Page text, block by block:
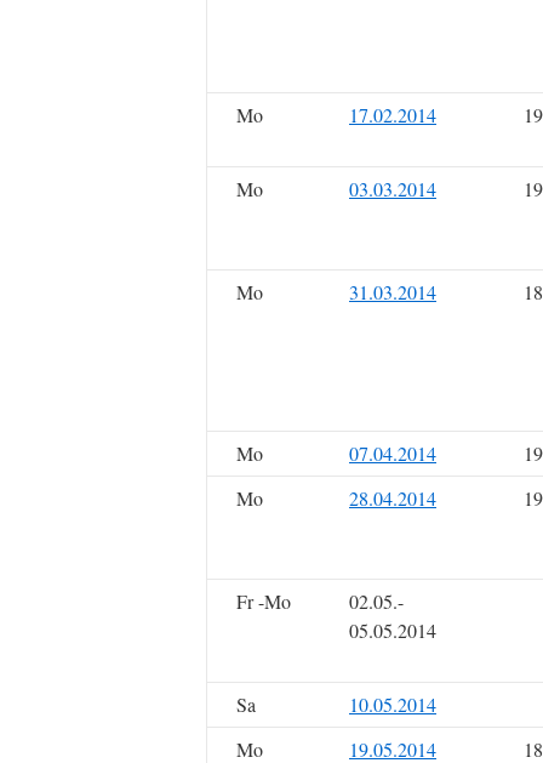
Mo 17.02.2014
Mo 03.03.2014
Mo 31.03.2014
Mo 07.04.2014
Mo
28.04.2014
Fr -Mo
02.05.-
05.05.2014
Sa
10.05.2014
Mo
19.05.2014